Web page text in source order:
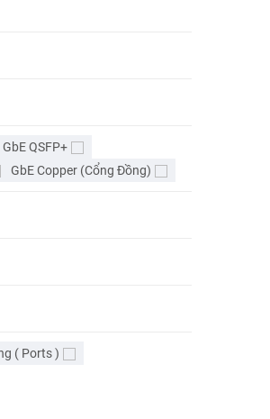
QSFP+
GbE Copper (Cổng Đồng)
( Ports )